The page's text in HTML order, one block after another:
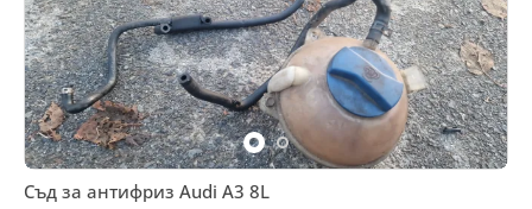
Съд за антифриз Audi A3 8L